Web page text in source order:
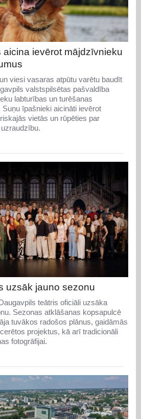
aicina ievērot mājdzīvnieku
viesi vasaras atpūtu varētu baudīt
valstspilsētas pašvaldība
labturības un turēšanas
īpašnieki aicināti ievērot
vietās un rūpēties par
uzsāk jauno sezonu
teātris oficiāli uzsāka
Sezonas atklāšanas kopsapulcē
tuvākos radošos plānus, gaidāmās
projektus, kā arī tradicionāli
fotogrāfijai.